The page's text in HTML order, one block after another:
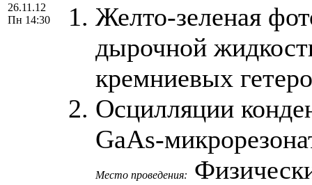
26.11.12
Пн 14:30
Желто-зеленая
дырочной
кремниевых
Осцилляции
GaAs-
Место проведения: